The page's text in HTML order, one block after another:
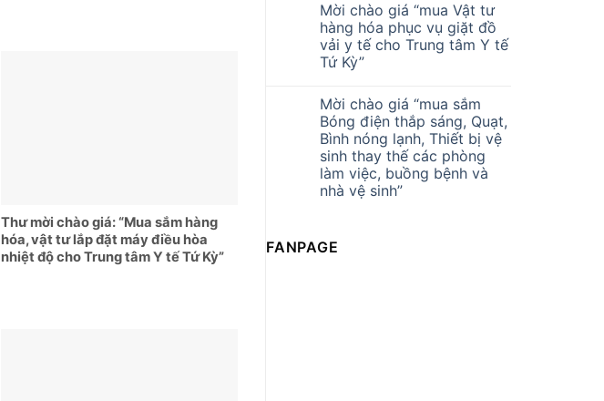
Thư mời chào giá: “Mua sắm hàng
hóa, vật tư lắp đặt máy điều hòa
nhiệt độ cho Trung tâm Y tế Tứ Kỳ”
Mời chào giá “mua Vật tư
hàng hóa phục vụ giặt đồ
vải y tế cho Trung tâm Y tế
Tứ Kỳ”
Mời chào giá “mua sắm
Bóng điện thắp sáng, Quạt,
Bình nóng lạnh, Thiết bị vệ
sinh thay thế các phòng
làm việc, buồng bệnh và
nhà vệ sinh”
FANPAGE